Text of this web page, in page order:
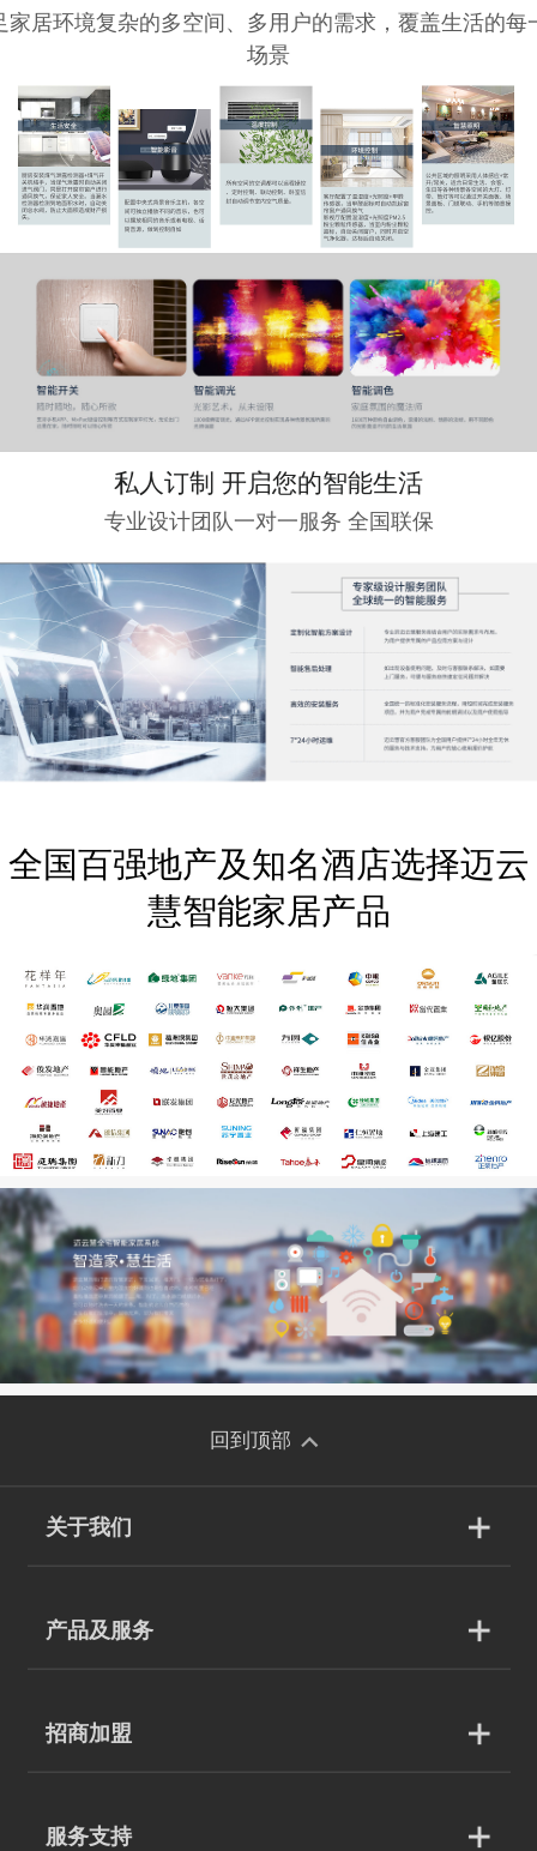
家居环境复杂的多空间、多用户的需求，覆盖生活的每
场景
私人订制 开启您的智能生活
专业设计团队一对一服务 全国联保
全国百强地产及知名酒店选择迈云
慧智能家居产品
回到顶部
关于我们
产品及服务
招商加盟
服务支持